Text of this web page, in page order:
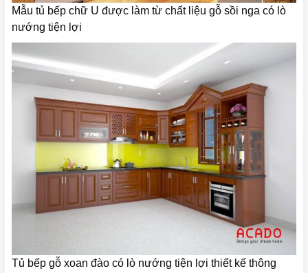
Mẫu tủ bếp chữ U được làm từ chất liệu gỗ sồi nga có lò
nướng tiện lợi
Tủ bếp gỗ xoan đào có lò nướng tiện lợi thiết kế thông